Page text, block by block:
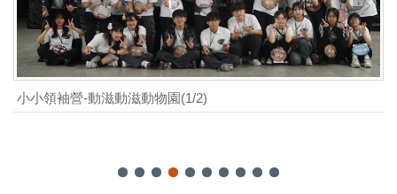
小小領袖營-動滋動滋動物園(1/2)